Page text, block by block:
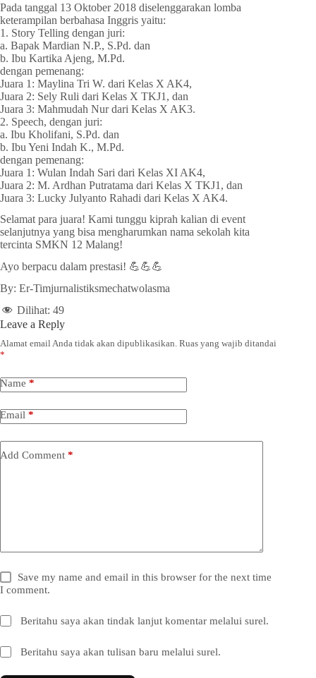
Pada tanggal 13 Oktober 2018 diselenggarakan lomba
keterampilan berbahasa Inggris yaitu:
1. Story Telling dengan juri:
a. Bapak Mardian N.P., S.Pd. dan
b. Ibu Kartika Ajeng, M.Pd.
dengan pemenang:
Juara 1: Maylina Tri W. dari Kelas X AK4,
Juara 2: Sely Ruli dari Kelas X TKJ1, dan
Juara 3: Mahmudah Nur dari Kelas X AK3.
2. Speech, dengan juri:
a. Ibu Kholifani, S.Pd. dan
b. Ibu Yeni Indah K., M.Pd.
dengan pemenang:
Juara 1: Wulan Indah Sari dari Kelas XI AK4,
Juara 2: M. Ardhan Putratama dari Kelas X TKJ1, dan
Juara 3: Lucky Julyanto Rahadi dari Kelas X AK4.
Selamat para juara! Kami tunggu kiprah kalian di event
selanjutnya yang bisa mengharumkan nama sekolah kita
tercinta SMKN 12 Malang!
Ayo berpacu dalam prestasi! 💪💪💪
By: Er-Timjurnalistiksmechatwolasma
Dilihat: 49
Leave a Reply
Alamat email Anda tidak akan dipublikasikan. Ruas yang wajib ditandai
*
Name *
Email *
Add Comment *
Save my name and email in this browser for the next time
I comment.
Beritahu saya akan tindak lanjut komentar melalui surel.
Beritahu saya akan tulisan baru melalui surel.